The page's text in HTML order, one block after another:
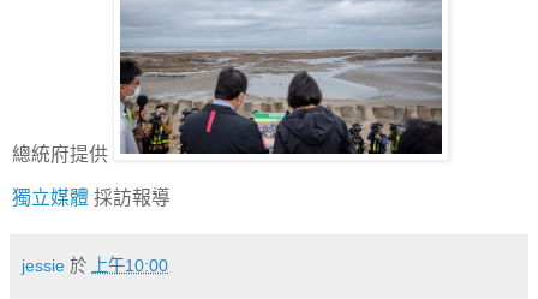
總統府提供
獨立媒體 採訪報導
jessie 於 上午10:00